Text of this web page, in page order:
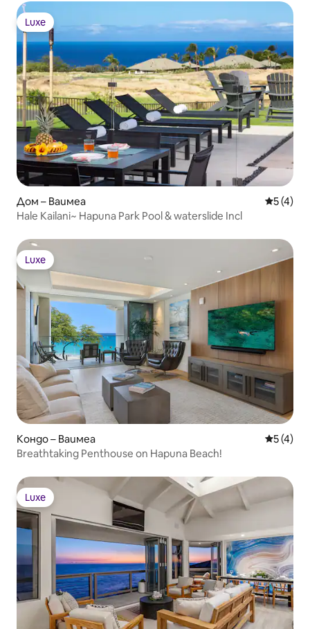
Luxe
Luxe
Дом – Ваимеа Средна
5 (4)
Hale Kailani~ Hapuna Park Pool & waterslide Incl
Luxe
Luxe
Кондо – Ваимеа Средна
5 (4)
Breathtaking Penthouse on Hapuna Beach!
Luxe
Luxe